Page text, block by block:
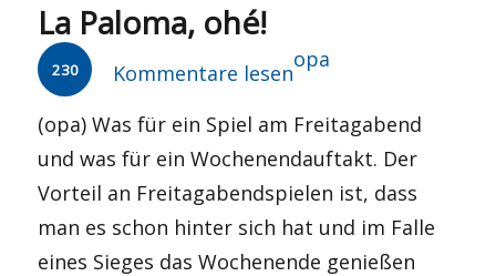
La Paloma, ohé!
230 Kommentare lesen
Autor
opa
(opa) Was für ein Spiel am Freitagabend
und was für ein Wochenendauftakt. Der
Vorteil an Freitagabendspielen ist, dass
man es schon hinter sich hat und im Falle
eines Sieges das Wochenende genießen